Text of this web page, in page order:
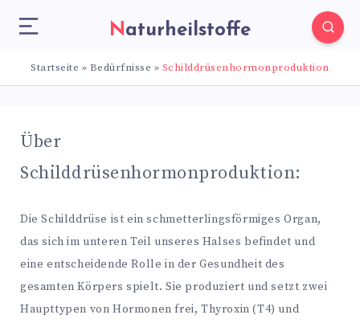
Naturheilstoffe
Startseite » Bedürfnisse » Schilddrüsenhormonproduktion
Über
Schilddrüsenhormonproduktion:
Die Schilddrüse ist ein schmetterlingsförmiges Organ,
das sich im unteren Teil unseres Halses befindet und
eine entscheidende Rolle in der Gesundheit des
gesamten Körpers spielt. Sie produziert und setzt zwei
Haupttypen von Hormonen frei, Thyroxin (T4) und